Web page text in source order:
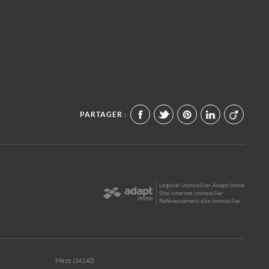
PARTAGER :
Logiciel immobilier Adapt Immo
Site internet immobilier
Référencement site immobilier
Meze (34140)